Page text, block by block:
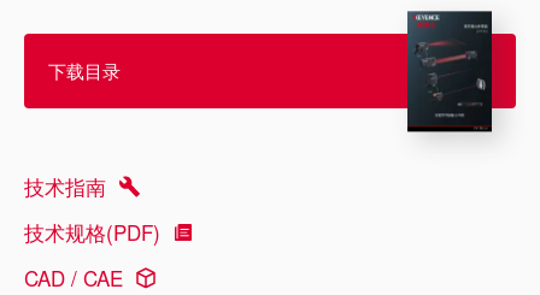
下载目录
技术指南
技术规格(PDF)
CAD / CAE